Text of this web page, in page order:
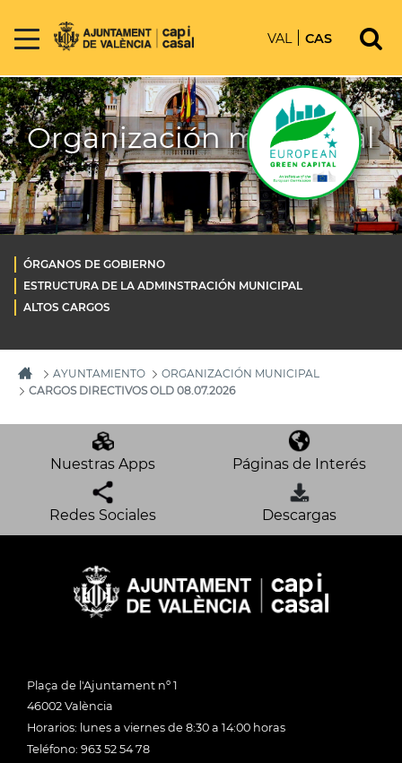
VAL CAS
Organización municipal
ÓRGANOS DE GOBIERNO
ESTRUCTURA DE LA ADMINSTRACIÓN MUNICIPAL
ALTOS CARGOS
AYUNTAMIENTO
ORGANIZACIÓN MUNICIPAL
CARGOS DIRECTIVOS OLD 08.07.2026
Nuestras Apps Páginas de Interés
Redes Sociales Descargas
Plaça de l'Ajuntament nº 1
46002 València
Horarios: lunes a viernes de 8:30 a 14:00 horas
Teléfono: 963 52 54 78